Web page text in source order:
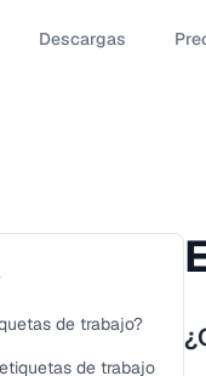
Descargas
de trabajo?
de trabajo